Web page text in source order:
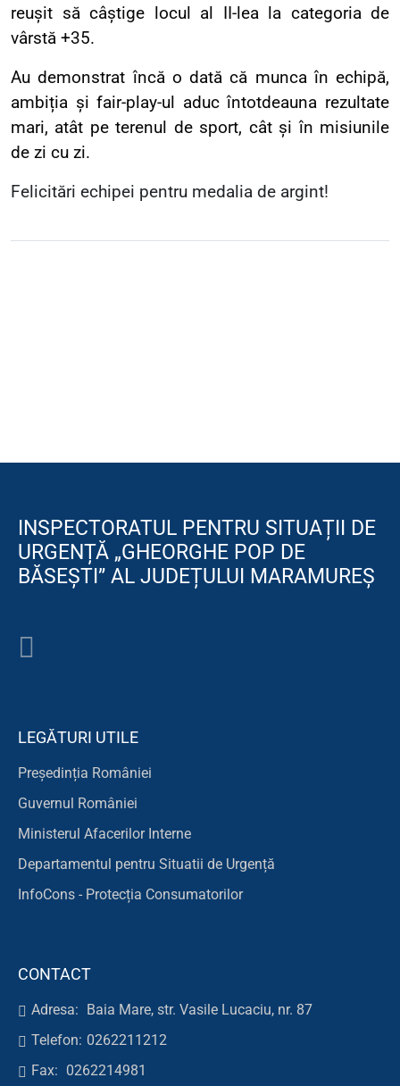
reușit să câștige locul al II-lea la categoria de
vârstă +35.
Au demonstrat încă o dată că munca în echipă,
ambiția și fair-play-ul aduc întotdeauna rezultate
mari, atât pe terenul de sport, cât și în misiunile
de zi cu zi.
​Felicitări echipei pentru medalia de argint!
INSPECTORATUL PENTRU SITUAȚII DE
URGENȚĂ „GHEORGHE POP DE
BĂSEȘTI” AL JUDEȚULUI MARAMUREȘ
LEGĂTURI UTILE
Președinția României
Guvernul României
Ministerul Afacerilor Interne
Departamentul pentru Situatii de Urgență
InfoCons - Protecția Consumatorilor
CONTACT
Adresa: Baia Mare, str. Vasile Lucaciu, nr. 87
Telefon: 0262211212
Fax: 0262214981